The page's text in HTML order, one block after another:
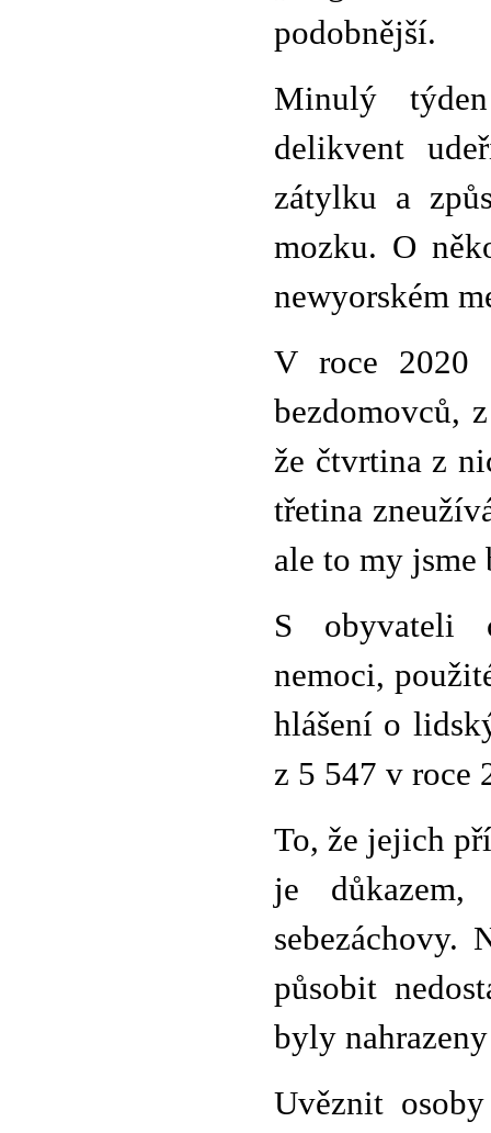
podobnější.
Minulý
delikvent
zátylku a
mozku. O
newyorském
V roce 2020
bezdomovců,
že čtvrtina z
třetina
ale to my jsme
S obyvateli
nemoci,
hlášení o
z 5 547 v roce
To, že jejich
je
sebezáchovy.
působit
byly
Uvěznit